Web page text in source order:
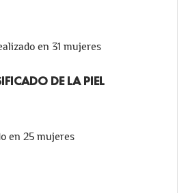
en 31 mujeres
DE LA PIEL
en 25 mujeres